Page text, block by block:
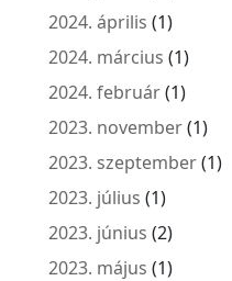
2024. április (1)
2024. március (1)
2024. február(1)
2023. november(1)
2023. szeptember(1)
2023. július (1)
2023. június (2)
2023. május (1)